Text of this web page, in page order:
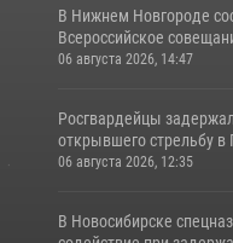
В Нижнем Новгороде
Всероссийское
06 августа 2026, 14:47
Росгвардейцы
открывшего стрельбу
06 августа 2026, 12:35
В Новосибирске